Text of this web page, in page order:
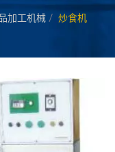
品及各项加工调理
。
加工机械 / 炒食机